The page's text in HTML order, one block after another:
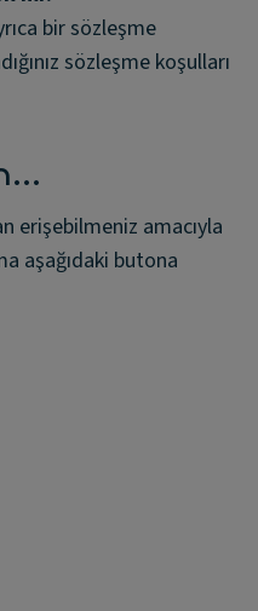
bir sözleşme
sözleşme koşulları
erişebilmeniz amacıyla
aşağıdaki butona